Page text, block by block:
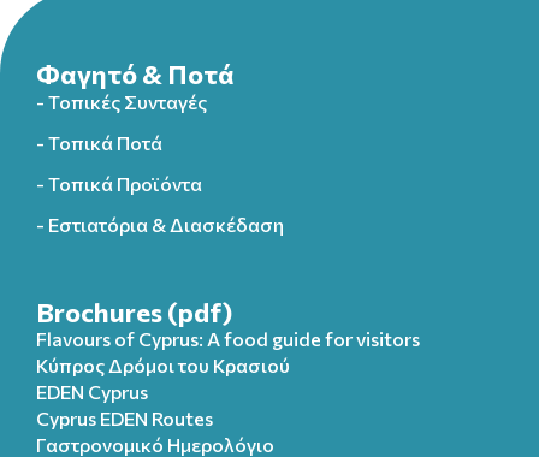
Φαγητό & Ποτά
- Τοπικές Συνταγές
- Τοπικά Ποτά
- Τοπικά Προϊόντα
- Εστιατόρια & Διασκέδαση
Brochures (pdf)
Flavours of Cyprus: A food guide for visitors
Κύπρος Δρόμοι του Κρασιού
EDEN Cyprus
Cyprus EDEN Routes
Γαστρονομικό Ημερολόγιο